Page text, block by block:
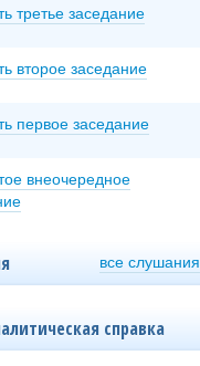
третье заседание
второе заседание
первое заседание
внеочередное
все слушания
справка